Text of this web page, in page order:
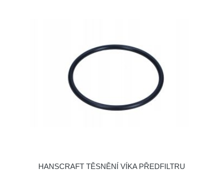
HANSCRAFT TĚSNĚNÍ VÍKA PŘEDFILTRU